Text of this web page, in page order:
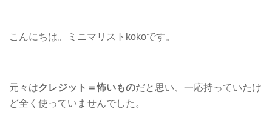
こんにちは。ミニマリストkokoです。
元々はクレジット＝怖いものだと思い、一応持っていたけ
ど全く使っていませんでした。